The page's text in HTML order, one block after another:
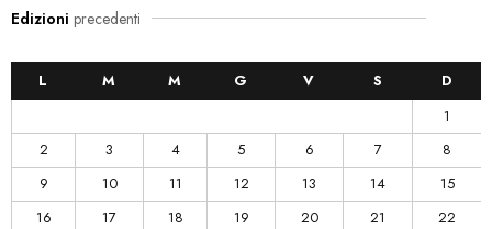
Edizioni precedenti
L M M G V S
D
1
2
3 4 5 6 7
8
9
10 11 12 13 14
15
16
17 18 19 20 21
22